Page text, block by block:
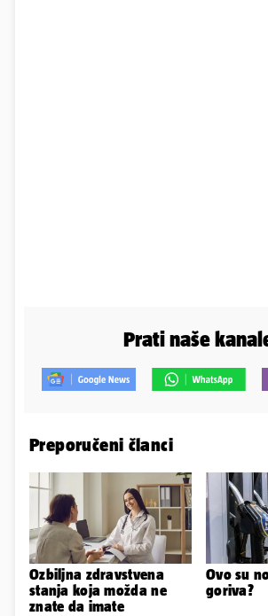
Prati naše
Preporučeni članci
Ozbiljna zdravstvena
stanja koja možda ne
znate da imate
Ovo su
goriva?